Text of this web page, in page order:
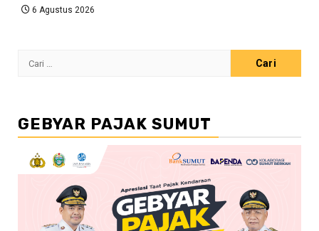
6 Agustus 2026
Cari
GEBYAR PAJAK SUMUT